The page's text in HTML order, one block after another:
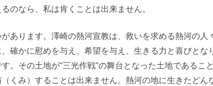
のなら、私は肯くことは出来ません。
あります。澤崎の熱河宣教は、救いを求める熱河の人
確かに慰めを与え、希望を与え、生きる力と喜びとな
。その土地が“三光作戦”の舞台となった土地であるこ
くみ）することは出来ません。熱河の地に生きたどん